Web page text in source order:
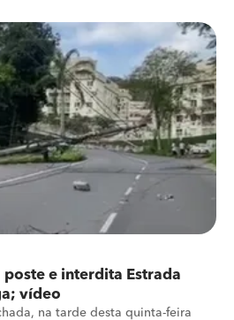
e interdita Estrada
vídeo
na tarde desta quinta-feira